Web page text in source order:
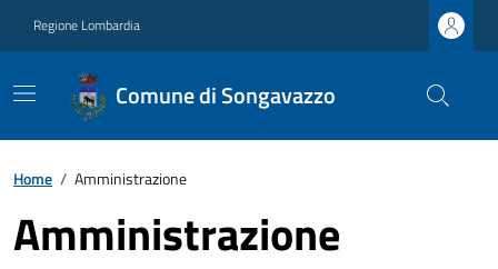
Regione Lombardia
Comune di Songavazzo
Home / Amministrazione
Amministrazione